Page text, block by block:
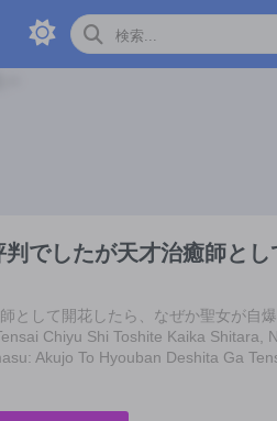
でしたが天才治癒師とし
として開花したら、なぜか聖女が自爆
Chiyu Shi Toshite Kaika Shitara,
Akujo To Hyouban Deshita Ga